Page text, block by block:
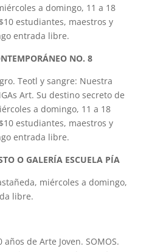
a domingo, 11 a 18
estudiantes, maestros y
entrada libre.
NO. 8
Teotl y sangre: Nuestra
Art. Su destino secreto de
a domingo, 11 a 18
estudiantes, maestros y
entrada libre.
O GALERÍA ESCUELA PÍA
miércoles a domingo,
libre.
de Arte Joven. SOMOS.